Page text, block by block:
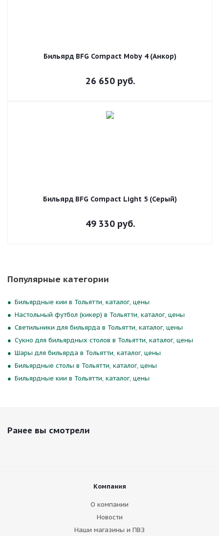
Бильярд BFG Compact Moby 4 (Анкор)
26 650руб.
Бильярд BFG Compact Light 5 (Серый)
49 330руб.
Популярные категории
Бильярдные кии в Тольятти, каталог, цены
Настольный футбол (кикер) в Тольятти, каталог, цены
Светильники для бильярда в Тольятти, каталог, цены
Сукно для бильярдных столов в Тольятти, каталог, цены
Шары для бильярда в Тольятти, каталог, цены
Бильярдные столы в Тольятти, каталог, цены
Бильярдные кии в Тольятти, каталог, цены
Ранее вы смотрели
Компания
О компании
Новости
Наши магазины и ПВЗ